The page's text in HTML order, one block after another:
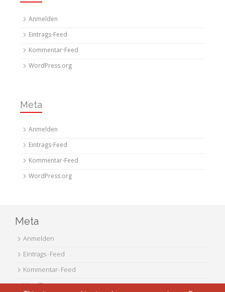
Anmelden
Eintrags-Feed
Kommentar-Feed
WordPress.org
Meta
Anmelden
Eintrags-Feed
Kommentar-Feed
WordPress.org
Meta
Anmelden
Eintrags-Feed
Kommentar-Feed
WordPress.org